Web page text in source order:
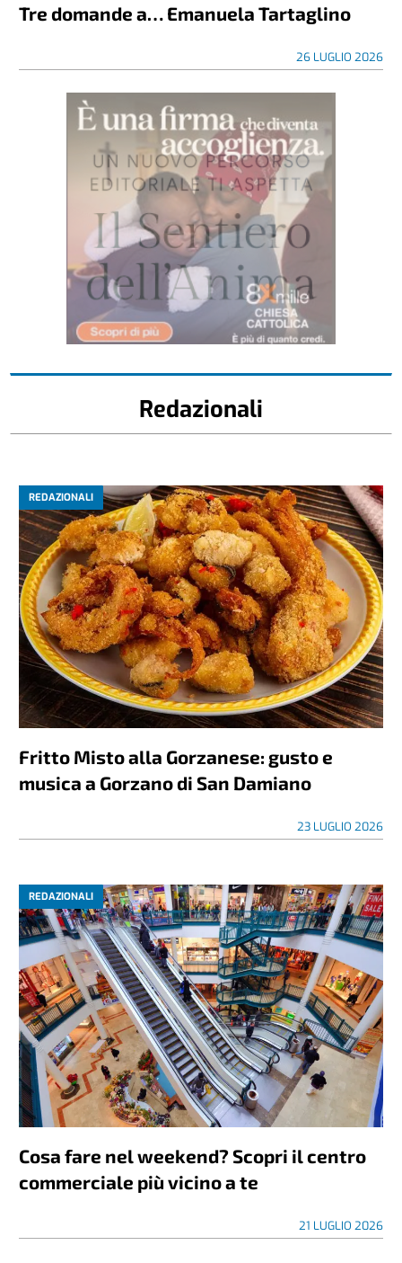
Tre domande a… Emanuela Tartaglino
26 LUGLIO 2026
Redazionali
REDAZIONALI
Fritto Misto alla Gorzanese: gusto e
musica a Gorzano di San Damiano
23 LUGLIO 2026
REDAZIONALI
Cosa fare nel weekend? Scopri il centro
commerciale più vicino a te
21 LUGLIO 2026